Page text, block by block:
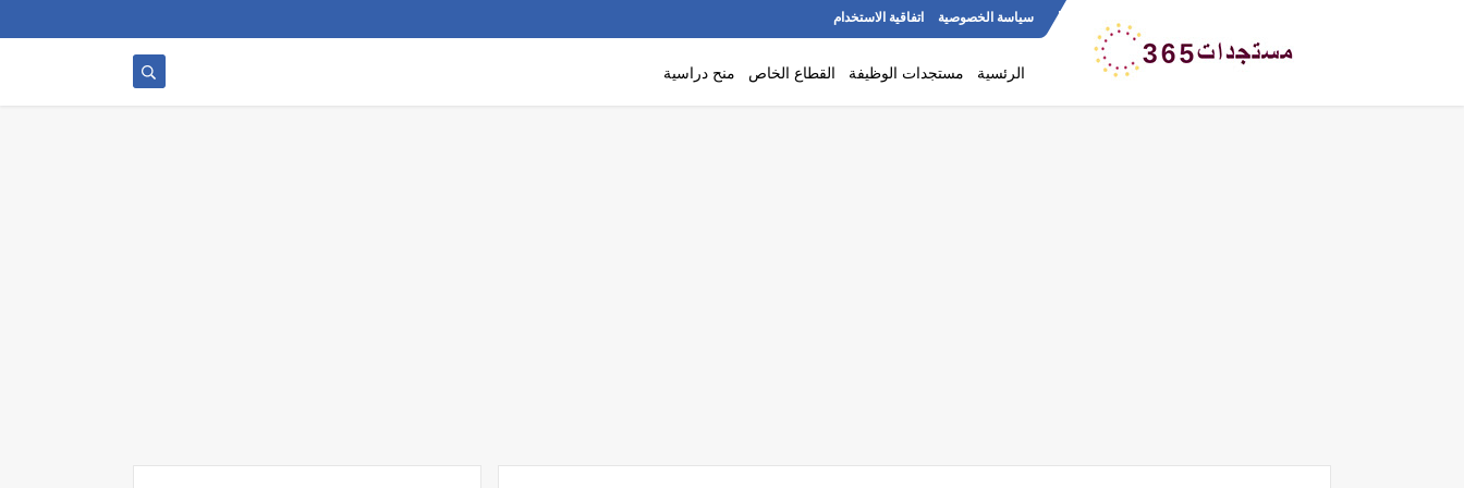
سياسة الخصوصية اتفاقية الاستخدام
الرئسية مستجدات الوظيفة القطاع الخاص منح دراسية